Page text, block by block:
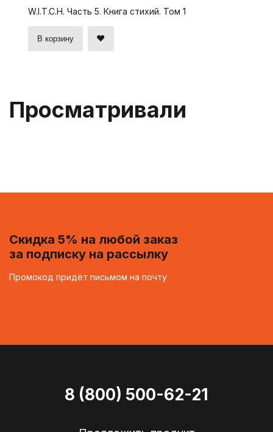
W.I.T.C.H. Часть 5. Книга стихий. Том 1
В корзину
Просматривали
Скидка 5% на любой заказ
за подписку на рассылку
Промокод придёт письмом на почту
8 (800) 500-62-21